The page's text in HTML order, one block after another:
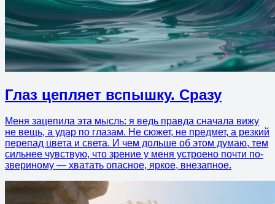
Глаз цепляет вспышку. Сразу
Меня зацепила эта мысль: я ведь правда сначала вижу
не вещь, а удар по глазам. Не сюжет, не предмет, а резкий
перепад цвета и света. И чем дольше об этом думаю, тем
сильнее чувствую, что зрение у меня устроено почти по-
звериному — хватать опасное, яркое, внезапное.